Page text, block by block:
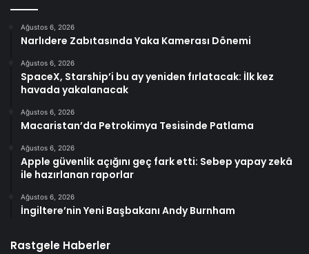
Ağustos 6, 2026
Narlıdere Zabıtasında Yaka Kamerası Dönemi
Ağustos 6, 2026
SpaceX, Starship’i bu ay yeniden fırlatacak: İlk kez
havada yakalanacak
Ağustos 6, 2026
Macaristan’da Petrokimya Tesisinde Patlama
Ağustos 6, 2026
Apple güvenlik açığını geç fark etti: Sebep yapay zekâ
ile hazırlanan raporlar
Ağustos 6, 2026
İngiltere’nin Yeni Başbakanı Andy Burnham
Rastgele Haberler